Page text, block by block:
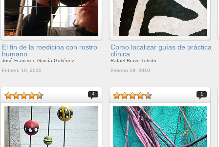
El fin de la medicina con rostro
humano
José Francisco García Gutiérrez
Febrero 19, 2010
Como localizar guías de práctica
clínica
Rafael Bravo Toledo
Febrero 19, 2010
4 1